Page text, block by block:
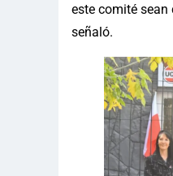
este comité sean
señaló.